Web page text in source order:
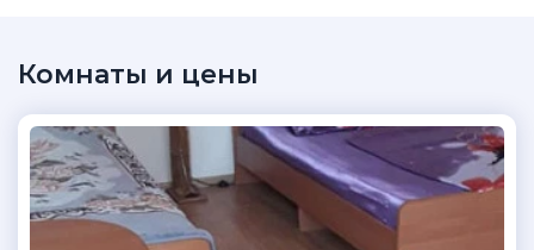
Комнаты и цены